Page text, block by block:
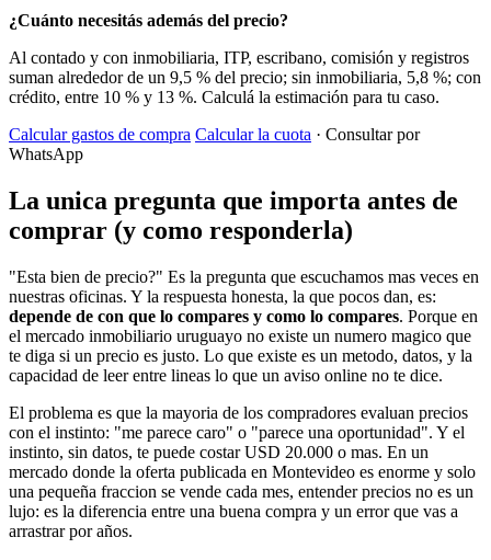
¿Cuánto necesitás además del precio?
Al contado y con inmobiliaria, ITP, escribano, comisión y registros
suman alrededor de un 9,5 % del precio; sin inmobiliaria, 5,8 %; con
crédito, entre 10 % y 13 %. Calculá la estimación para tu caso.
Calcular gastos de compra Calcular la cuota · Consultar por
WhatsApp
La unica pregunta que importa antes de
comprar (y como responderla)
"Esta bien de precio?" Es la pregunta que escuchamos mas veces en
nuestras oficinas. Y la respuesta honesta, la que pocos dan, es:
depende de con que lo compares y como lo compares. Porque en
el mercado inmobiliario uruguayo no existe un numero magico que
te diga si un precio es justo. Lo que existe es un metodo, datos, y la
capacidad de leer entre lineas lo que un aviso online no te dice.
El problema es que la mayoria de los compradores evaluan precios
con el instinto: "me parece caro" o "parece una oportunidad". Y el
instinto, sin datos, te puede costar USD 20.000 o mas. En un
mercado donde la oferta publicada en Montevideo es enorme y solo
una pequeña fraccion se vende cada mes, entender precios no es un
lujo: es la diferencia entre una buena compra y un error que vas a
arrastrar por años.